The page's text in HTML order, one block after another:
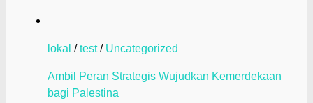
lokal /test/ Uncategorized
Ambil Peran Strategis Wujudkan Kemerdekaan
bagi Palestina